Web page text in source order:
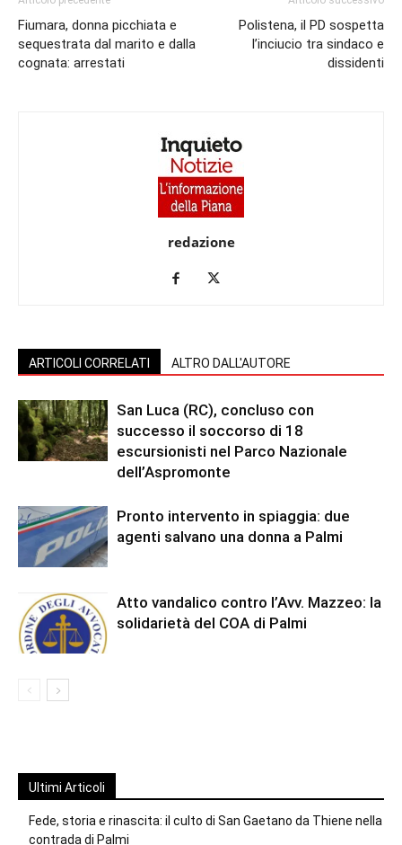
Fiumara, donna picchiata e
sequestrata dal marito e dalla
cognata: arrestati
Polistena, il PD sospetta
l’inciucio tra sindaco e
dissidenti
redazione
ARTICOLI CORRELATI ALTRO DALL'AUTORE
San Luca (RC), concluso con
successo il soccorso di 18
escursionisti nel Parco Nazionale
dell’Aspromonte
Pronto intervento in spiaggia: due
agenti salvano una donna a Palmi
Atto vandalico contro l’Avv. Mazzeo: la
solidarietà del COA di Palmi
Ultimi Articoli
Fede, storia e rinascita: il culto di San Gaetano da Thiene nella
contrada di Palmi